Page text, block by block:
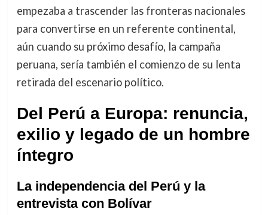
empezaba a trascender las fronteras nacionales
para convertirse en un referente continental,
aún cuando su próximo desafío, la campaña
peruana, sería también el comienzo de su lenta
retirada del escenario político.
Del Perú a Europa: renuncia,
exilio y legado de un hombre
íntegro
La independencia del Perú y la
entrevista con Bolívar